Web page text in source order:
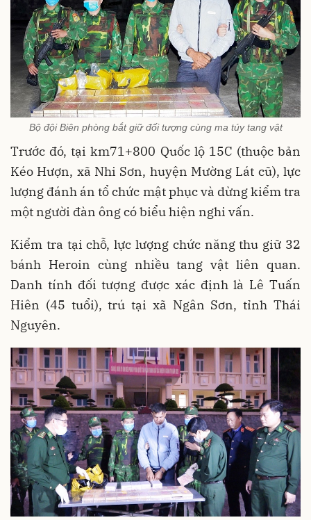
Bộ đội Biên phòng bắt giữ đối tượng cùng ma túy tang vật
Trước đó, tại km71+800 Quốc lộ 15C (thuộc bản
Kéo Hượn, xã Nhi Sơn, huyện Mường Lát cũ), lực
lượng đánh án tổ chức mật phục và dừng kiểm tra
một người đàn ông có biểu hiện nghi vấn.
Kiểm tra tại chỗ, lực lượng chức năng thu giữ 32
bánh Heroin cùng nhiều tang vật liên quan.
Danh tính đối tượng được xác định là Lê Tuấn
Hiên (45 tuổi), trú tại xã Ngân Sơn, tỉnh Thái
Nguyên.